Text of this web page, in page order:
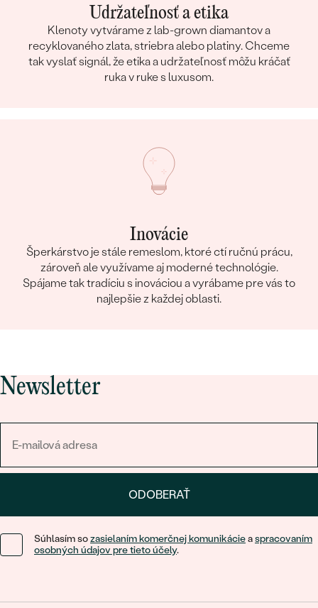
Udržateľnosť a etika
Klenoty vytvárame z lab-grown diamantov a
recyklovaného zlata, striebra alebo platiny. Chceme
tak vyslať signál, že etika a udržateľnosť môžu kráčať
ruka v ruke s luxusom.
Inovácie
Šperkárstvo je stále remeslom, ktoré ctí ručnú prácu,
zároveň ale využívame aj moderné technológie.
Spájame tak tradíciu s inováciou a vyrábame pre vás to
najlepšie z každej oblasti.
Newsletter
ODOBERAŤ
Súhlasím sozasielaním komerčnej komunikácieaspracovaním
osobných údajov pre tieto účely.